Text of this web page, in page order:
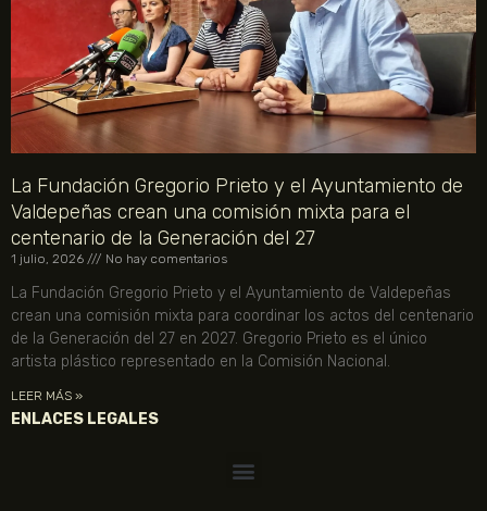
La Fundación Gregorio Prieto y el Ayuntamiento de
Valdepeñas crean una comisión mixta para el
centenario de la Generación del 27
1 julio, 2026 No hay comentarios
La Fundación Gregorio Prieto y el Ayuntamiento de Valdepeñas
crean una comisión mixta para coordinar los actos del centenario
de la Generación del 27 en 2027. Gregorio Prieto es el único
artista plástico representado en la Comisión Nacional.
LEER MÁS »
ENLACES LEGALES